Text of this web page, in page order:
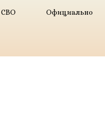
СВО Официально